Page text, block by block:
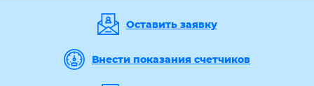
Оставить заявку
Внести показания счетчиков